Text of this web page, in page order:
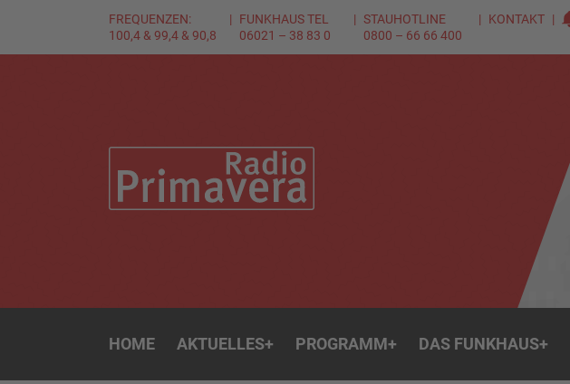
FREQUENZEN:
100,4 & 99,4 & 90,8
FUNKHAUS TEL
06021 – 38 83 0
STAUHOTLINE
0800 – 66 66 400
KONTAKT
HOME AKTUELLES+ PROGRAMM+ DAS FUNKHAUS+